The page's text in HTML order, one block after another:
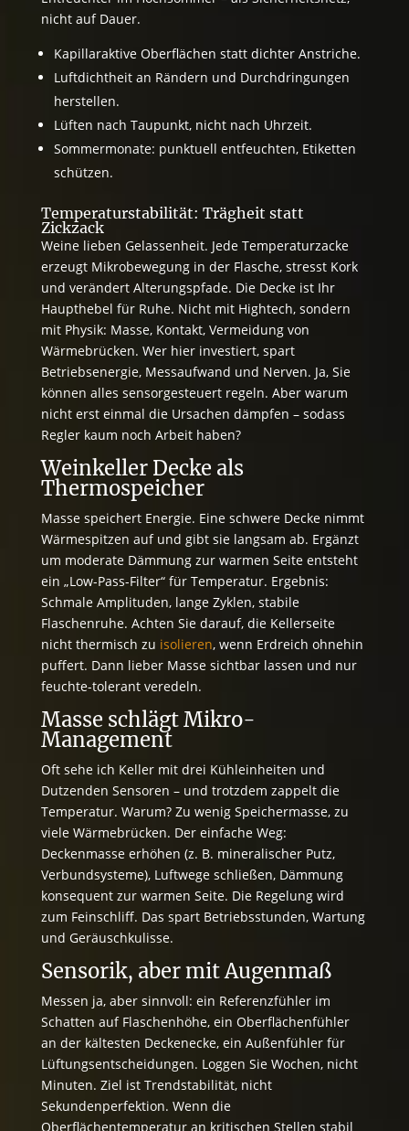
nicht auf Dauer.
Kapillaraktive Oberflächen statt dichter Anstriche.
Luftdichtheit an Rändern und Durchdringungen
herstellen.
Lüften nach Taupunkt, nicht nach Uhrzeit.
Sommermonate: punktuell entfeuchten, Etiketten
schützen.
Temperaturstabilität: Trägheit statt
Zickzack
Weine lieben Gelassenheit. Jede Temperaturzacke
erzeugt Mikrobewegung in der Flasche, stresst Kork
und verändert Alterungspfade. Die Decke ist Ihr
Haupthebel für Ruhe. Nicht mit Hightech, sondern
mit Physik: Masse, Kontakt, Vermeidung von
Wärmebrücken. Wer hier investiert, spart
Betriebsenergie, Messaufwand und Nerven. Ja, Sie
können alles sensorgesteuert regeln. Aber warum
nicht erst einmal die Ursachen dämpfen – sodass
Regler kaum noch Arbeit haben?
Weinkeller Decke als
Thermospeicher
Masse speichert Energie. Eine schwere Decke nimmt
Wärmespitzen auf und gibt sie langsam ab. Ergänzt
um moderate Dämmung zur warmen Seite entsteht
ein „Low-Pass-Filter“ für Temperatur. Ergebnis:
Schmale Amplituden, lange Zyklen, stabile
Flaschenruhe. Achten Sie darauf, die Kellerseite
nicht thermisch zu isolieren, wenn Erdreich ohnehin
puffert. Dann lieber Masse sichtbar lassen und nur
feuchte-tolerant veredeln.
Masse schlägt Mikro-
Management
Oft sehe ich Keller mit drei Kühleinheiten und
Dutzenden Sensoren – und trotzdem zappelt die
Temperatur. Warum? Zu wenig Speichermasse, zu
viele Wärmebrücken. Der einfache Weg:
Deckenmasse erhöhen (z. B. mineralischer Putz,
Verbundsysteme), Luftwege schließen, Dämmung
konsequent zur warmen Seite. Die Regelung wird
zum Feinschliff. Das spart Betriebsstunden, Wartung
und Geräuschkulisse.
Sensorik, aber mit Augenmaß
Messen ja, aber sinnvoll: ein Referenzfühler im
Schatten auf Flaschenhöhe, ein Oberflächenfühler
an der kältesten Deckenecke, ein Außenfühler für
Lüftungsentscheidungen. Loggen Sie Wochen, nicht
Minuten. Ziel ist Trendstabilität, nicht
Sekundenperfektion. Wenn die
Oberflächentemperatur an kritischen Stellen stabil